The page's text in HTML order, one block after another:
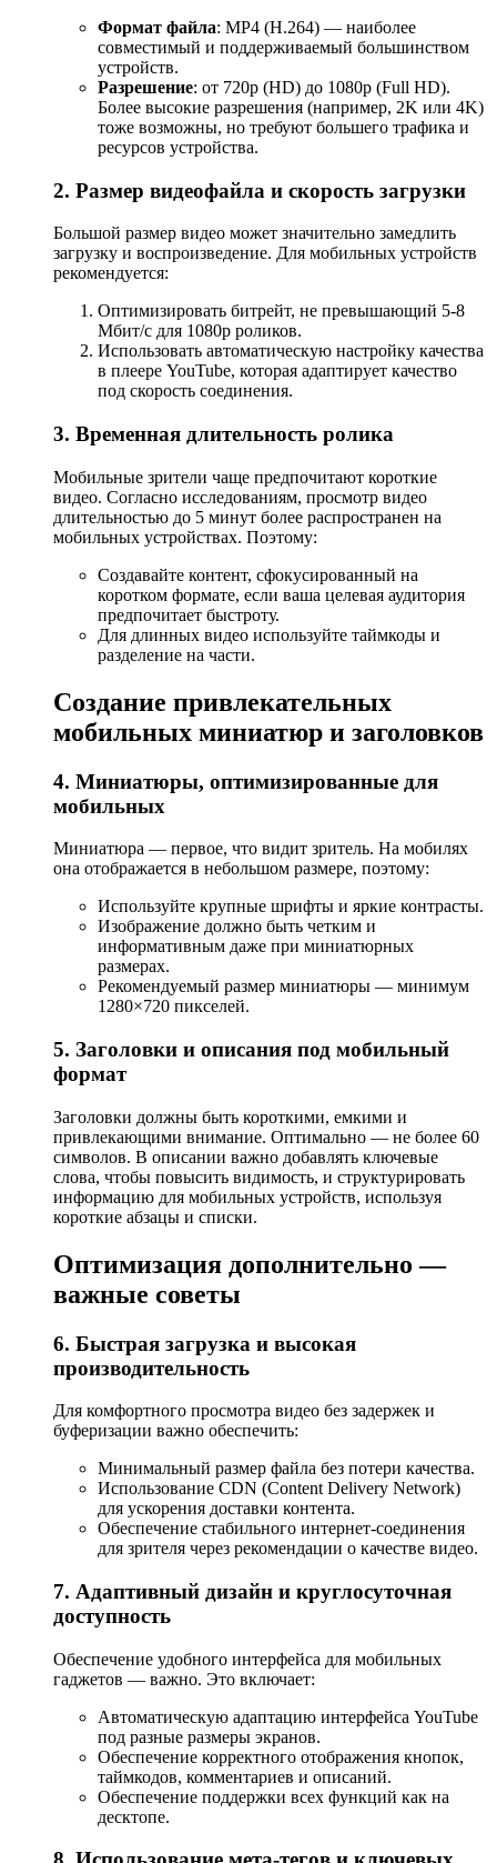
Формат файла: MP4 (H.264) — наиболее
совместимый и поддерживаемый большинством
устройств.
Разрешение: от 720p (HD) до 1080p (Full HD).
Более высокие разрешения (например, 2K или 4K)
тоже возможны, но требуют большего трафика и
ресурсов устройства.
2. Размер видеофайла и скорость загрузки
Большой размер видео может значительно замедлить
загрузку и воспроизведение. Для мобильных устройств
рекомендуется:
Оптимизировать битрейт, не превышающий 5-8
Мбит/с для 1080p роликов.
Использовать автоматическую настройку качества
в плеере YouTube, которая адаптирует качество
под скорость соединения.
3. Временная длительность ролика
Мобильные зрители чаще предпочитают короткие
видео. Согласно исследованиям, просмотр видео
длительностью до 5 минут более распространен на
мобильных устройствах. Поэтому:
Создавайте контент, сфокусированный на
коротком формате, если ваша целевая аудитория
предпочитает быстроту.
Для длинных видео используйте таймкоды и
разделение на части.
Создание привлекательных
мобильных миниатюр и заголовков
4. Миниатюры, оптимизированные для
мобильных
Миниатюра — первое, что видит зритель. На мобилях
она отображается в небольшом размере, поэтому:
Используйте крупные шрифты и яркие контрасты.
Изображение должно быть четким и
информативным даже при миниатюрных
размерах.
Рекомендуемый размер миниатюры — минимум
1280×720 пикселей.
5. Заголовки и описания под мобильный
формат
Заголовки должны быть короткими, емкими и
привлекающими внимание. Оптимально — не более 60
символов. В описании важно добавлять ключевые
слова, чтобы повысить видимость, и структурировать
информацию для мобильных устройств, используя
короткие абзацы и списки.
Оптимизация дополнительно —
важные советы
6. Быстрая загрузка и высокая
производительность
Для комфортного просмотра видео без задержек и
буферизации важно обеспечить:
Минимальный размер файла без потери качества.
Использование CDN (Content Delivery Network)
для ускорения доставки контента.
Обеспечение стабильного интернет-соединения
для зрителя через рекомендации о качестве видео.
7. Адаптивный дизайн и круглосуточная
доступность
Обеспечение удобного интерфейса для мобильных
гаджетов — важно. Это включает:
Автоматическую адаптацию интерфейса YouTube
под разные размеры экранов.
Обеспечение корректного отображения кнопок,
таймкодов, комментариев и описаний.
Обеспечение поддержки всех функций как на
десктопе.